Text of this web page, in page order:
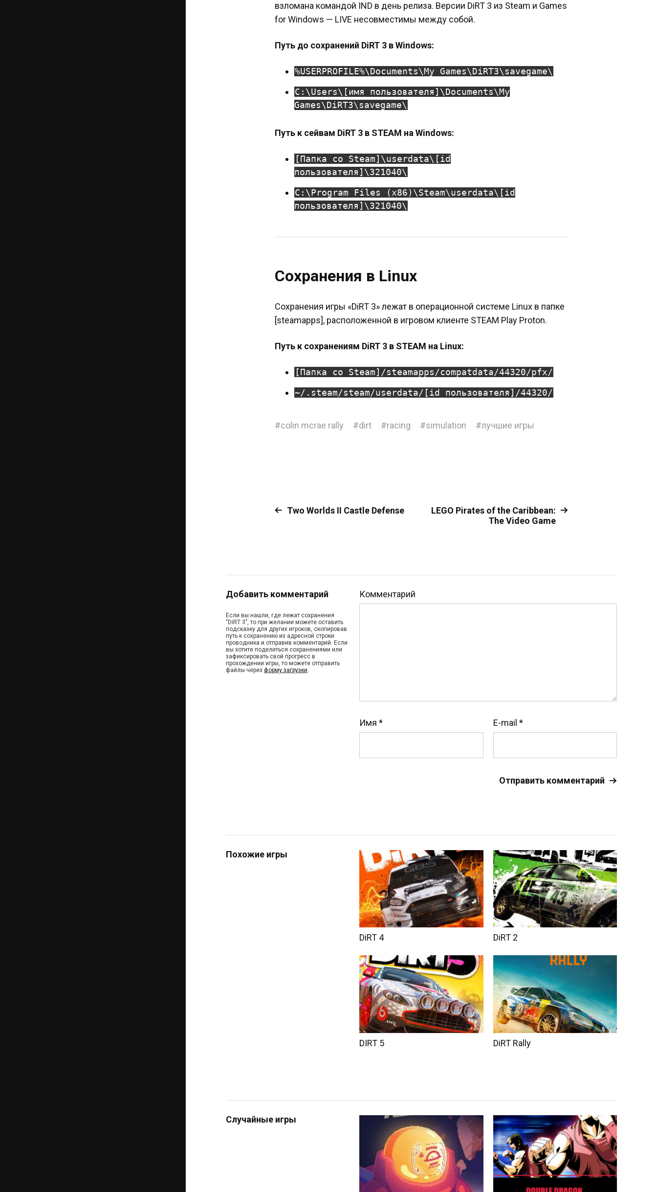
взломана командой IND в день релиза. Версии DiRT 3 из Steam и Games
for Windows — LIVE несовместимы между собой.
Путь до сохранений DiRT 3 в Windows:
%USERPROFILE%\Documents\My Games\DiRT3\savegame\
C:\Users\[имя пользователя]\Documents\My
Games\DiRT3\savegame\
Путь к сейвам DiRT 3 в STEAM на Windows:
[Папка со Steam]\userdata\[id
пользователя]\321040\
C:\Program Files (x86)\Steam\userdata\[id
пользователя]\321040\
Сохранения в Linux
Сохранения игры «DiRT 3» лежат в операционной системе Linux в папке
[steamapps], расположенной в игровом клиенте STEAM Play Proton.
Путь к сохранениям DiRT 3 в STEAM на Linux:
[Папка со Steam]/steamapps/compatdata/44320/pfx/
~/.steam/steam/userdata/[id пользователя]/44320/
#colin mcrae rally #dirt #racing #simulation #лучшие игры
Two Worlds II Castle Defense
LEGO Pirates of the Caribbean:
The Video Game
Добавить комментарий
Если вы нашли, где лежат сохранения
"DiRT 3", то при желании можете оставить
подсказку для других игроков, скопировав
путь к сохранению из адресной строки
проводника и отправив комментарий. Если
вы хотите поделиться сохранениями или
зафиксировать свой прогресс в
прохождении игры, то можете отправить
файлы через форму загрузки.
Комментарий
Имя * E-mail *
Похожие игры
DiRT 4 DiRT 2
DIRT 5 DiRT Rally
Случайные игры